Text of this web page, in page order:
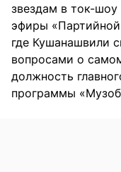
звездам в ток-
эфиры
где Кушанашвили
вопросами о
должность
программы